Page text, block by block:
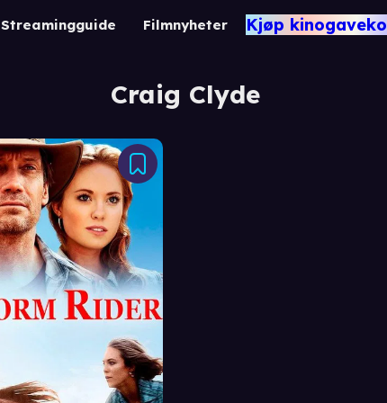
Streamingguide Filmnyheter Kjøp
Craig Clyde